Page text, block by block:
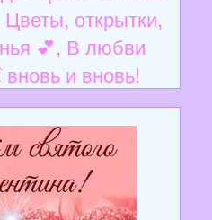
открытки,
💕, В любви
и вновь!